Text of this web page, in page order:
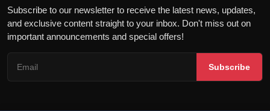
Subscribe to our newsletter to receive the latest news, updates,
and exclusive content straight to your inbox. Don't miss out on
important announcements and special offers!
Subscribe